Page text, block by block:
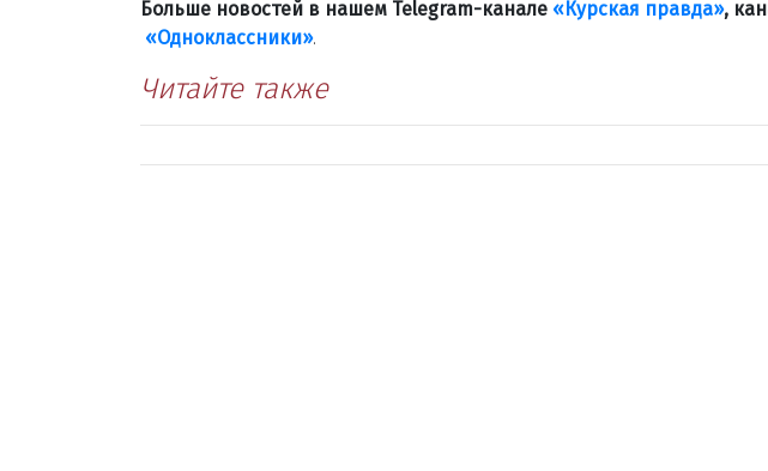
Больше новостей в нашем Telegram-канале «Курская правда»,
«Одноклассники».
Читайте также